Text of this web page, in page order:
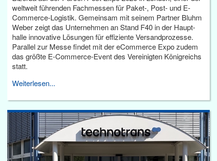
weltweit führenden Fachmessen für Paket-, Post- und E-
Commerce-Logistik. Gemeinsam mit seinem Partner Bluhm
Weber zeigt das Unternehmen an Stand F40 in der Haupt­
halle innovative Lösungen für effiziente Versandprozesse.
Parallel zur Messe findet mit der eCommerce Expo zudem
das größte E-Commerce-Event des Vereinigten Königreichs
statt.
Weiterlesen...